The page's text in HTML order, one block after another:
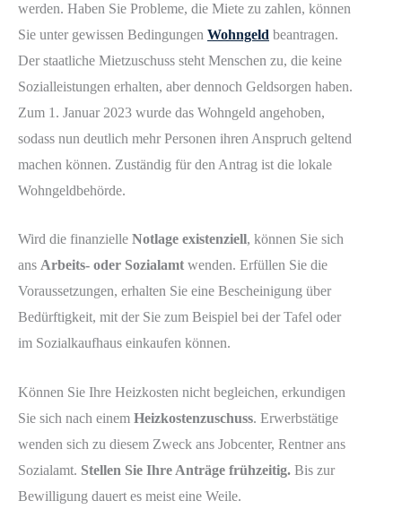
werden. Haben Sie Probleme, die Miete zu zahlen, können
Sie unter gewissen Bedingungen Wohngeld beantragen.
Der staatliche Mietzuschuss steht Menschen zu, die keine
Sozialleistungen erhalten, aber dennoch Geldsorgen haben.
Zum 1. Januar 2023 wurde das Wohngeld angehoben,
sodass nun deutlich mehr Personen ihren Anspruch geltend
machen können. Zuständig für den Antrag ist die lokale
Wohngeldbehörde.
Wird die finanzielle Notlage existenziell, können Sie sich
ans Arbeits- oder Sozialamt wenden. Erfüllen Sie die
Voraussetzungen, erhalten Sie eine Bescheinigung über
Bedürftigkeit, mit der Sie zum Beispiel bei der Tafel oder
im Sozialkaufhaus einkaufen können.
Können Sie Ihre Heizkosten nicht begleichen, erkundigen
Sie sich nach einem Heizkostenzuschuss. Erwerbstätige
wenden sich zu diesem Zweck ans Jobcenter, Rentner ans
Sozialamt. Stellen Sie Ihre Anträge frühzeitig. Bis zur
Bewilligung dauert es meist eine Weile.